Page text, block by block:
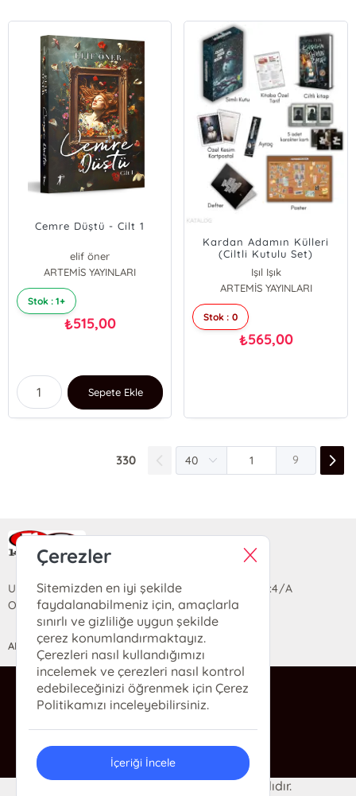
Cemre Düştü - Cilt 1
elif öner
ARTEMİS YAYINLARI
Stok : 1+
₺515,00
Sepete Ekle
Kardan Adamın Külleri
(Ciltli Kutulu Set)
Işıl Işık
ARTEMİS YAYINLARI
Stok : 0
₺565,00
330 9
Ra Yayın Kitabevi
Uzun Sokak Saray Çarşısı Lara Sineması Girişi No:4/A
Ortahisar/TRABZON
ANASAYFA YARDIM İLETİŞİM
ra@rakitap.com
0(462) 326 49 71
© 2024 Ra Kitabevi. Her hakkı saklıdır.
Çerezler
Sitemizden en iyi şekilde
faydalanabilmeniz için, amaçlarla
sınırlı ve gizliliğe uygun şekilde
çerez konumlandırmaktayız.
Çerezleri nasıl kullandığımızı
incelemek ve çerezleri nasıl kontrol
edebileceğinizi öğrenmek için Çerez
Politikamızı inceleyebilirsiniz.
İçeriği İncele